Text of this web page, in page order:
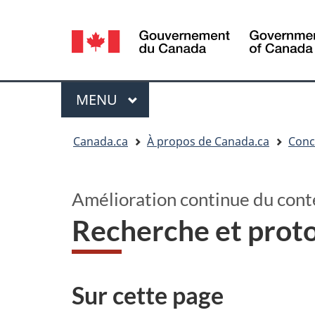
de
langue
Menu
MENU PRINCIPAL
Canada.ca À propos de Canada.ca
Recherche et
Amélioration continue du
Sur cette page